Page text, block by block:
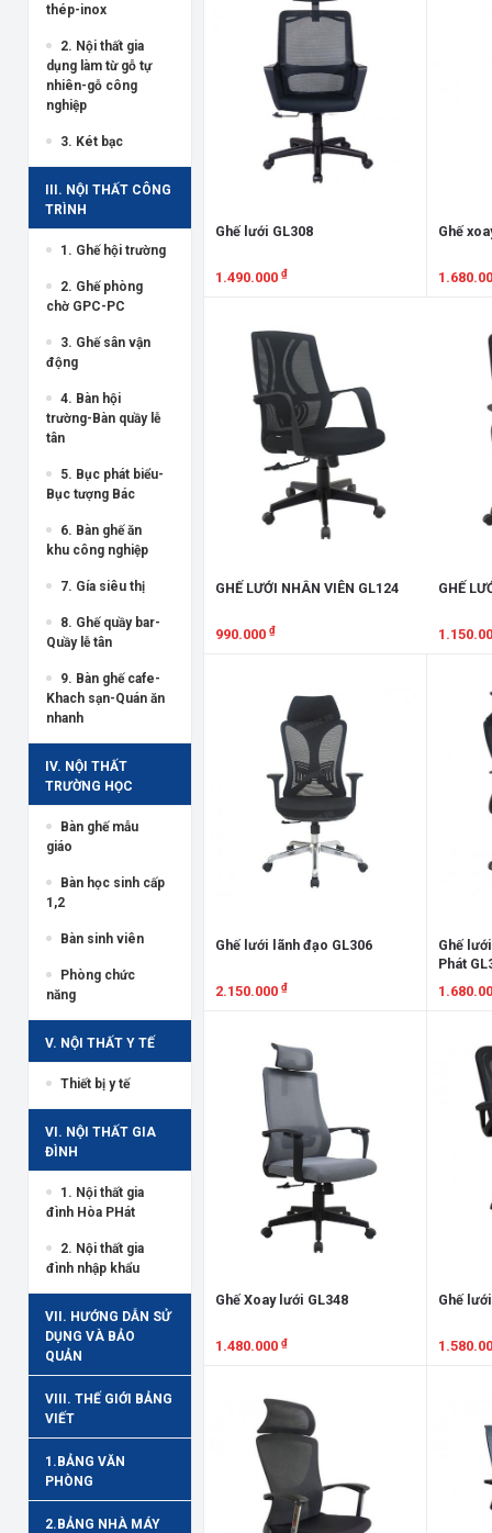
thép-inox
2. Nội thất gia
dụng làm từ gỗ tự
nhiên-gỗ công
nghiệp
3. Két bạc
III. NỘI THẤT CÔNG
TRÌNH
1. Ghế hội trường
2. Ghế phòng
chờ GPC-PC
3. Ghế sân vận
động
4. Bàn hội
trường-Bàn quầy lễ
tân
5. Bục phát biểu-
Bục tượng Bác
6. Bàn ghế ăn
khu công nghiệp
7. Gía siêu thị
8. Ghế quầy bar-
Quầy lễ tân
9. Bàn ghế cafe-
Khach sạn-Quán ăn
nhanh
IV. NỘI THẤT
TRƯỜNG HỌC
Bàn ghế mẫu
giáo
Bàn học sinh cấp
1,2
Bàn sinh viên
Phòng chức
năng
V. NỘI THẤT Y TẾ
Thiết bị y tế
VI. NỘI THẤT GIA
ĐÌNH
1. Nội thất gia
đình Hòa PHát
2. Nội thất gia
đình nhập khẩu
VII. HƯỚNG DẪN SỬ
DỤNG VÀ BẢO
QUẢN
VIII. THẾ GIỚI BẢNG
VIẾT
1.BẢNG VĂN
PHÒNG
2.BẢNG NHÀ MÁY
Ghế lưới GL308
1.490.000 ₫
Ghế
GHẾ LƯỚI NHÂN VIÊN GL124
990.000 ₫
GHẾ
Ghế lưới lãnh đạo GL306
2.150.000 ₫
Ghế
Phát
Ghế Xoay lưới GL348
1.480.000 ₫
Ghế